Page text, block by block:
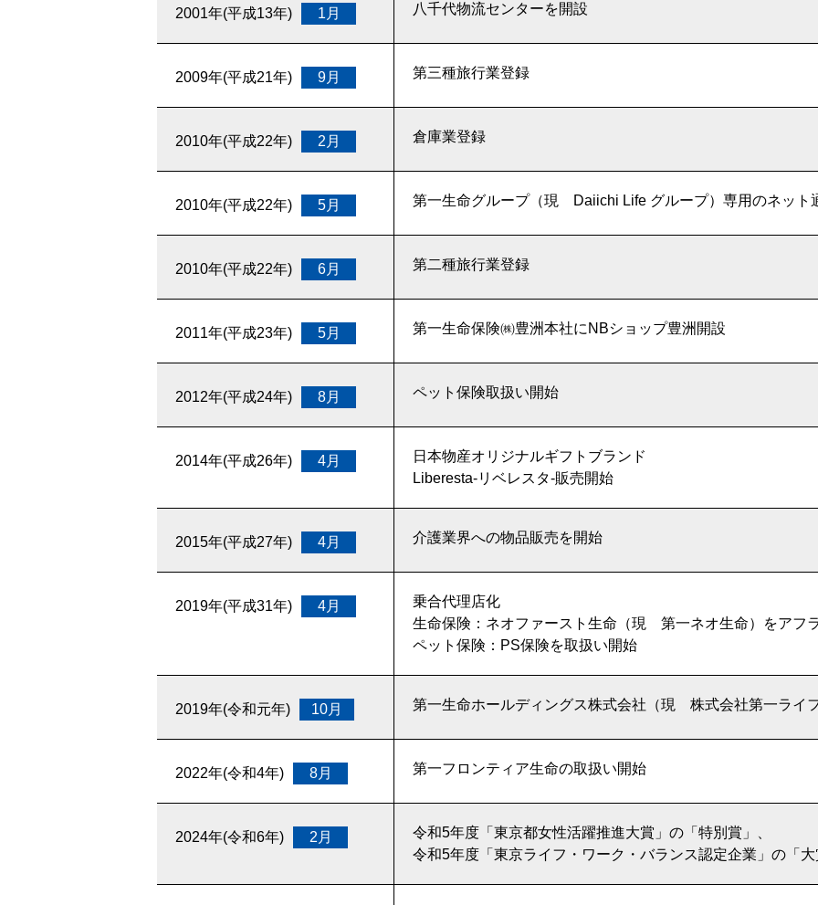
2001年(平成13年) 1月 八千代物流センターを開設
2009年(平成21年) 9月 第三種旅行業登録
2010年(平成22年) 2月 倉庫業登録
2010年(平成22年) 5月 第一生命グループ（現 Daiichi Life グループ）専用のネット
2010年(平成22年) 6月 第二種旅行業登録
2011年(平成23年) 5月 第一生命保険㈱豊洲本社にNBショップ豊洲開設
2012年(平成24年) 8月 ペット保険取扱い開始
2014年(平成26年) 4月
日本物産オリジナルギフトブランド
Liberesta-リベレスタ-販売開始
2015年(平成27年) 4月 介護業界への物品販売を開始
2019年(平成31年) 4月
乗合代理店化
生命保険：ネオファースト生命（現 第一ネオ生命）をアフ
ペット保険：PS保険を取扱い開始
2019年(令和元年) 10月 第一生命ホールディングス株式会社（現 株式会社第一ライ
2022年(令和4年) 8月 第一フロンティア生命の取扱い開始
2024年(令和6年) 2月
令和5年度「東京都女性活躍推進大賞」の「特別賞」、
令和5年度「東京ライフ・ワーク・バランス認定企業」の「